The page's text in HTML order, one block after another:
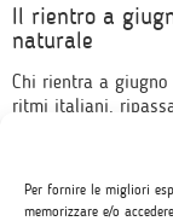
Per fornire le migliori
memorizzare e/o
Il rientro a
naturale
Chi rientra a
ritmi italiani,
arrivare a
morbida, senza
Per molti genitori,
pensiero di avere